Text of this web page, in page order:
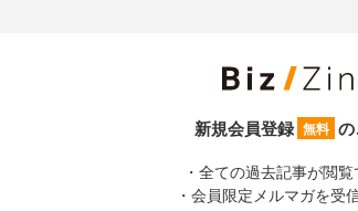
新規会員登録 無料
・全ての過去記事が閲
・会員限定メルマガを受